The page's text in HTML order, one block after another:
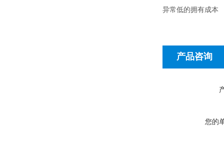
异常低的拥有成本
产品咨询
您的